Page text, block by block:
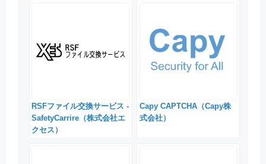
RSFファイル交換サービス -
SafetyCarrire（株式会社エ
クセス）
Capy CAPTCHA（Capy株
式会社）